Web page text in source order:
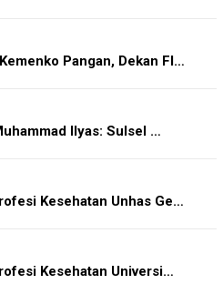
Pangan, Dekan FI…
Ilyas: Sulsel …
Kesehatan Unhas Ge…
Kesehatan Universi…